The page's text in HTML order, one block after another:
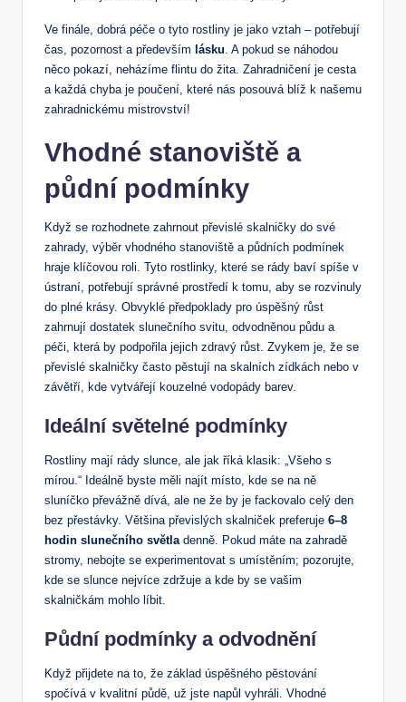
Ve finále, dobrá péče o tyto rostliny je jako vztah – potřebují
čas, pozornost a především lásku. A pokud se náhodou
něco pokazí, neházíme flintu do žita. Zahradničení je cesta
a každá chyba je poučení, které nás posouvá blíž k našemu
zahradnickému mistrovství!
Vhodné stanoviště a
půdní podmínky
Když se rozhodnete zahrnout převislé skalničky do své
zahrady, výběr vhodného stanoviště a půdních podmínek
hraje klíčovou roli. Tyto rostlinky, které se rády baví spíše v
ústraní, potřebují správné prostředí k tomu, aby se rozvinuly
do plné krásy. Obvyklé předpoklady pro úspěšný růst
zahrnují dostatek slunečního svitu, odvodněnou půdu a
péči, která by podpořila jejich zdravý růst. Zvykem je, že se
převislé skalničky často pěstují na skalních zídkách nebo v
závětří, kde vytvářejí kouzelné vodopády barev.
Ideální světelné podmínky
Rostliny mají rády slunce, ale jak říká klasik: „Všeho s
mírou.“ Ideálně byste měli najít místo, kde se na ně
sluníčko převážně dívá, ale ne že by je fackovalo celý den
bez přestávky. Většina převislých skalniček preferuje 6–8
hodin slunečního světladenně. Pokud máte na zahradě
stromy, nebojte se experimentovat s umístěním; pozorujte,
kde se slunce nejvíce zdržuje a kde by se vašim
skalničkám mohlo líbit.
Půdní podmínky a odvodnění
Když přijdete na to, že základ úspěšného pěstování
spočívá v kvalitní půdě, už jste napůl vyhráli. Vhodné